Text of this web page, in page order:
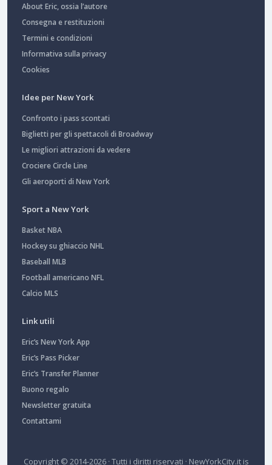
About Eric, ossia l’autore
Consegna e restituzioni
Termini e condizioni
Informativa sulla privacy
Cookies
Idee per New York
Confronto i pass scontati
Biglietti per gli spettacoli di Broadway
Le migliori attrazioni da vedere
Crociere Circle Line
Gli aeroporti di New York
Sport a New York
Basket NBA
Hockey su ghiaccio NHL
Baseball MLB
Football americano NFL
Calcio MLS
Link utili
Eric’s New York App
Eric’s Pass Picker
Eric’s Transfer Planner
Buono regalo
Newsletter gratuita
Contattami
Copyright © 2014-2026 · Tutti i diritti riservati · NewYorkCity.itis